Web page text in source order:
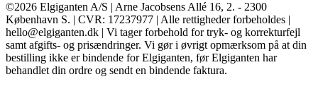
©2026 Elgiganten A/S | Arne Jacobsens Allé 16, 2. - 2300
København S. | CVR: 17237977 | Alle rettigheder forbeholdes |
hello@elgiganten.dk | Vi tager forbehold for tryk- og korrekturfejl
samt afgifts- og prisændringer. Vi gør i øvrigt opmærksom på at din
bestilling ikke er bindende for Elgiganten, før Elgiganten har
behandlet din ordre og sendt en bindende faktura.